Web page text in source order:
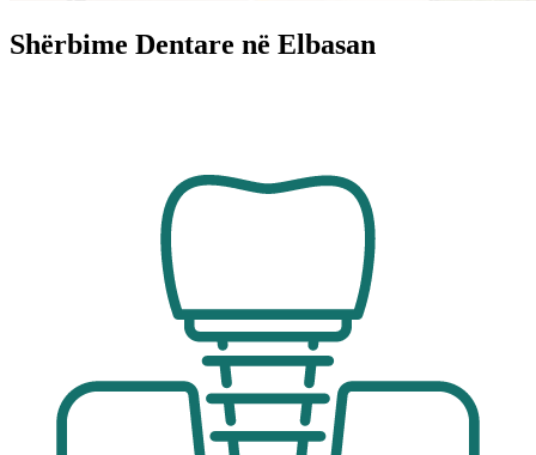
Shërbime Dentare në Elbasan